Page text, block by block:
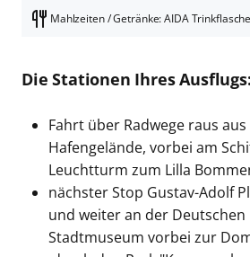
Mahlzeiten / Getränke: AIDA
Die Stationen Ihres Ausflugs:
Fahrt über Radwege raus
Hafengelände, vorbei am
Leuchtturm zum Lilla
nächster Stop Gustav-Adolf
und weiter an der Deutschen
Stadtmuseum vorbei zur